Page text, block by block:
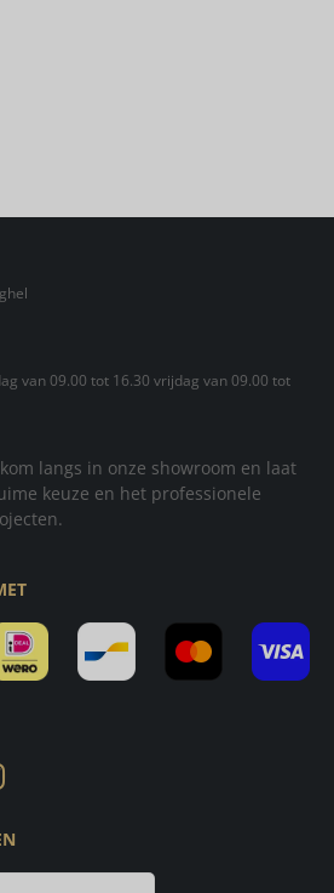
van 09.00 tot 16.30 vrijdag van 09.00 tot
langs in onze showroom en laat
keuze en het professionele